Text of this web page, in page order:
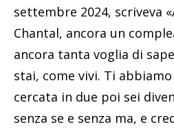
settembre 2024, scriveva
Chantal, ancora un
ancora tanta voglia di
stai, come vivi. Ti
cercata in due poi sei
senza se e senza ma, e